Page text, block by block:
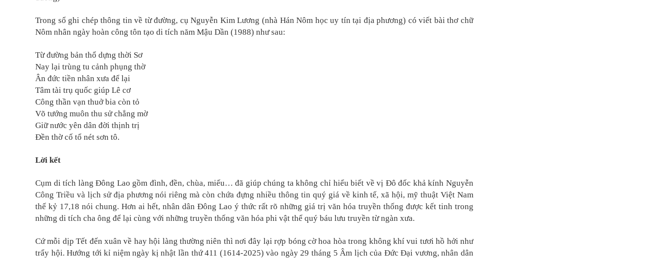
Trong sổ ghi chép thông tin về từ đường, cụ Nguyễn Kim Lương (nhà Hán Nôm học uy tín tại địa phương) có viết bài thơ chữ
Nôm nhân ngày hoàn công tôn tạo di tích năm Mậu Dần (1988) như sau:
Từ đường bản thổ dựng thời Sơ
Nay lại trùng tu cảnh phụng thờ
Ân đức tiền nhân xưa để lại
Tâm tài trụ quốc giúp Lê cơ
Công thần vạn thuở bia còn tỏ
Võ tướng muôn thu sử chẳng mờ
Giữ nước yên dân đời thịnh trị
Đền thờ cố tổ nét sơn tô.
Lời kết
Cụm di tích làng Đông Lao gồm đình, đền, chùa, miếu… đã giúp chúng ta không chỉ hiểu biết về vị Đô đốc khả kính Nguyễn
Công Triều và lịch sử địa phương nói riêng mà còn chứa đựng nhiều thông tin quý giá về kinh tế, xã hội, mỹ thuật Việt Nam
thế kỷ 17,18 nói chung. Hơn ai hết, nhân dân Đông Lao ý thức rất rõ những giá trị văn hóa truyền thống được kết tinh trong
những di tích cha ông để lại cùng với những truyền thống văn hóa phi vật thể quý báu lưu truyền từ ngàn xưa.
Cứ mỗi dịp Tết đến xuân về hay hội làng thường niên thì nơi đây lại rợp bóng cờ hoa hòa trong không khí vui tươi hồ hởi như
trẩy hội. Hướng tới kỉ niệm ngày kị nhật lần thứ 411 (1614-2025) vào ngày 29 tháng 5 Âm lịch của Đức Đại vương, nhân dân